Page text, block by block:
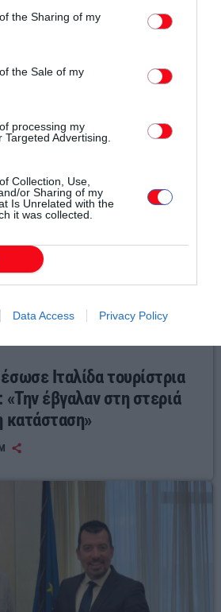
the Sharing of my
the Sale of my
processing my
Advertising.
Collection, Use,
or Sharing of my
Is Unrelated with the
it was collected.
Data Access Privacy Policy
Ιταλίδα τουρίστρια
έβγαλαν στη στεριά
κατάσταση»